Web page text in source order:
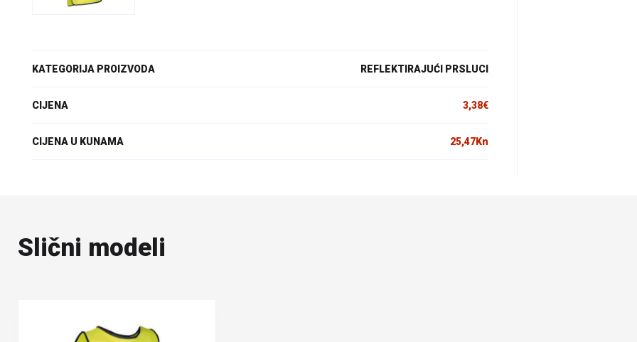
KATEGORIJA PROIZVODA REFLEKTIRAJUĆI PRSLUCI
CIJENA €
3,38
CIJENA U KUNAMA Kn
25,47
Slični modeli